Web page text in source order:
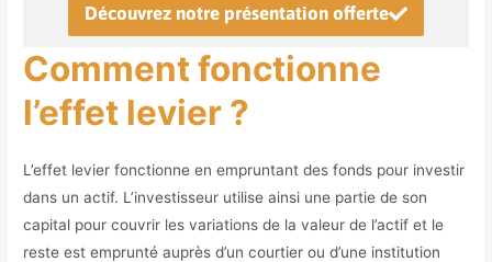
Découvrez notre présentation offerte
Comment fonctionne
l’effet levier ?
L’effet levier fonctionne en empruntant des fonds pour investir
dans un actif. L’investisseur utilise ainsi une partie de son
capital pour couvrir les variations de la valeur de l’actif et le
reste est emprunté auprès d’un courtier ou d’une institution